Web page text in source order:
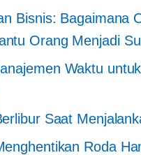
Bisnis: Bagaimana
Orang Menjadi
Waktu
Saat
Roda